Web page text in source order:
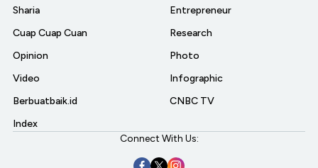
Sharia
Cuap Cuap Cuan
Opinion
Video
Berbuatbaik.id
Index
Entrepreneur
Research
Photo
Infographic
CNBC TV
Connect With Us: